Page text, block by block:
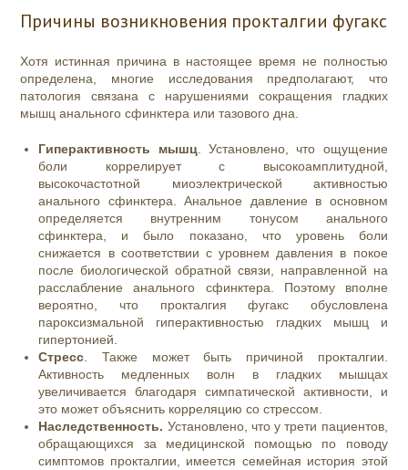
Причины возникновения прокталгии фугакс
Хотя истинная причина в настоящее время не полностью
определена, многие исследования предполагают, что
патология связана с нарушениями сокращения гладких
мышц анального сфинктера или тазового дна.
Гиперактивность мышц. Установлено, что ощущение
боли коррелирует с высокоамплитудной,
высокочастотной миоэлектрической активностью
анального сфинктера. Анальное давление в основном
определяется внутренним тонусом анального
сфинктера, и было показано, что уровень боли
снижается в соответствии с уровнем давления в покое
после биологической обратной связи, направленной на
расслабление анального сфинктера. Поэтому вполне
вероятно, что прокталгия фугакс обусловлена
пароксизмальной гиперактивностью гладких мышц и
гипертонией.
Стресс . Также может быть причиной прокталгии.
Активность медленных волн в гладких мышцах
увеличивается благодаря симпатической активности, и
это может объяснить корреляцию со стрессом.
Наследственность. Установлено, что у трети пациентов,
обращающихся за медицинской помощью по поводу
симптомов прокталгии, имеется семейная история этой